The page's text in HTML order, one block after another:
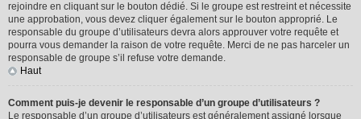
rejoindre en cliquant sur le bouton dédié. Si le groupe est restreint et nécessite
une approbation, vous devez cliquer également sur le bouton approprié. Le
responsable du groupe d’utilisateurs devra alors approuver votre requête et
pourra vous demander la raison de votre requête. Merci de ne pas harceler un
responsable de groupe s’il refuse votre demande.
Haut
Comment puis-je devenir le responsable d’un groupe d’utilisateurs ?
Le responsable d’un groupe d’utilisateurs est généralement assigné lorsque